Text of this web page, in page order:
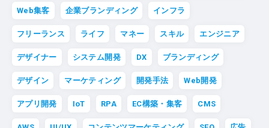
Web集客 企業ブランディング インフラ
フリーランス ライフ マネー スキル エンジニア
デザイナー システム開発 DX ブランディング
デザイン マーケティング 開発手法 Web開発
アプリ開発 IoT RPA EC構築・集客 CMS